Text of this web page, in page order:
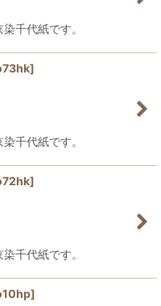
千代紙です。
]
千代紙です。
]
千代紙です。
]